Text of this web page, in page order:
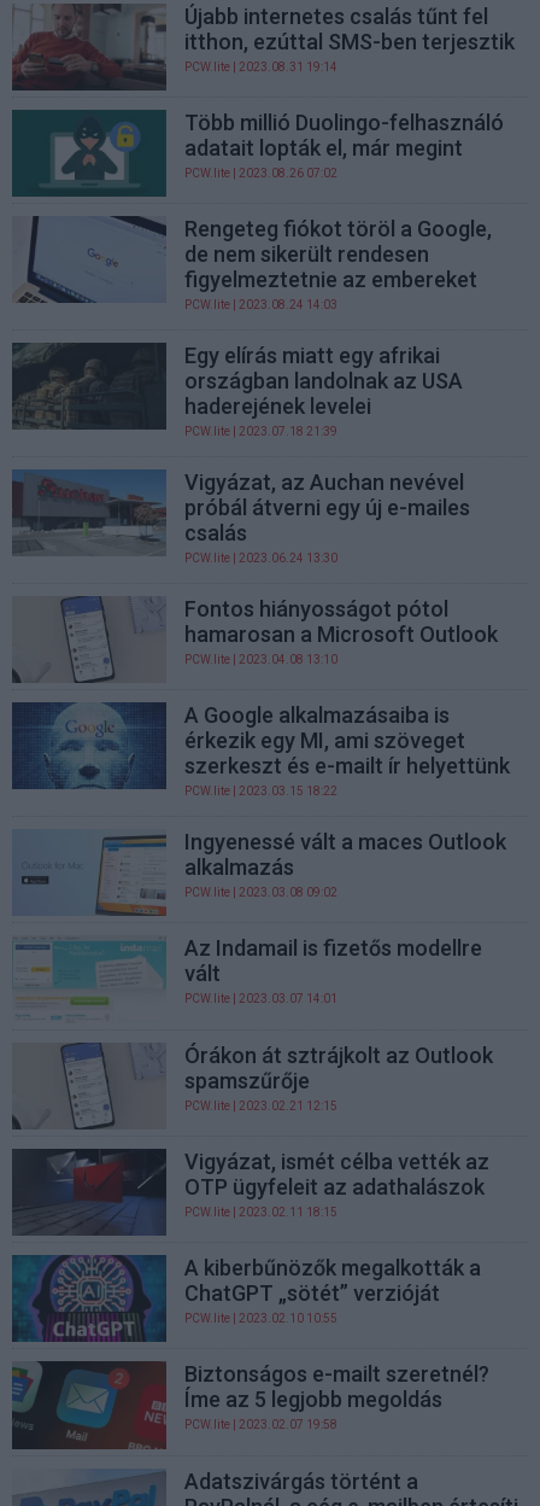
Újabb internetes csalás tűnt fel
itthon, ezúttal SMS-ben terjesztik
PCW.lite | 2023.08.31 19:14
Több millió Duolingo-felhasználó
adatait lopták el, már megint
PCW.lite | 2023.08.26 07:02
Rengeteg fiókot töröl a Google,
de nem sikerült rendesen
figyelmeztetnie az embereket
PCW.lite | 2023.08.24 14:03
Egy elírás miatt egy afrikai
országban landolnak az USA
haderejének levelei
PCW.lite | 2023.07.18 21:39
Vigyázat, az Auchan nevével
próbál átverni egy új e-mailes
csalás
PCW.lite | 2023.06.24 13:30
Fontos hiányosságot pótol
hamarosan a Microsoft Outlook
PCW.lite | 2023.04.08 13:10
A Google alkalmazásaiba is
érkezik egy MI, ami szöveget
szerkeszt és e-mailt ír helyettünk
PCW.lite | 2023.03.15 18:22
Ingyenessé vált a maces Outlook
alkalmazás
PCW.lite | 2023.03.08 09:02
Az Indamail is fizetős modellre
vált
PCW.lite | 2023.03.07 14:01
Órákon át sztrájkolt az Outlook
spamszűrője
PCW.lite | 2023.02.21 12:15
Vigyázat, ismét célba vették az
OTP ügyfeleit az adathalászok
PCW.lite | 2023.02.11 18:15
A kiberbűnözők megalkották a
ChatGPT „sötét” verzióját
PCW.lite | 2023.02.10 10:55
Biztonságos e-mailt szeretnél?
Íme az 5 legjobb megoldás
PCW.lite | 2023.02.07 19:58
Adatszivárgás történt a